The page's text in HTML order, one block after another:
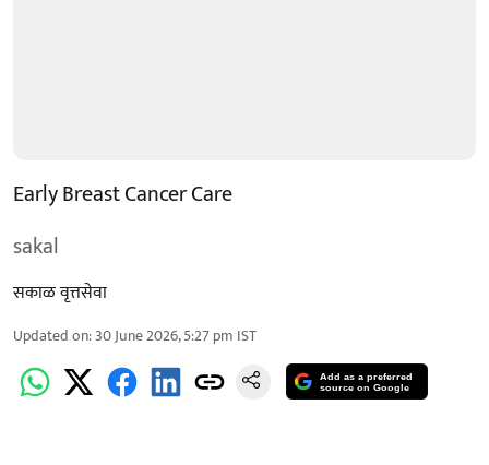
Early Breast Cancer Care
sakal
सकाळ वृत्तसेवा
Updated on:30 June 2026, 5:27 pm IST
Add as a preferred
source on Google